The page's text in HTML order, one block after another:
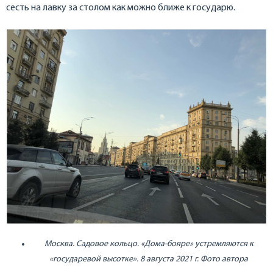
сесть на лавку за столом как можно ближе к государю.
Москва. Садовое кольцо. «Дома-бояре» устремляются к
«государевой высотке». 8 августа 2021 г. Фото автора